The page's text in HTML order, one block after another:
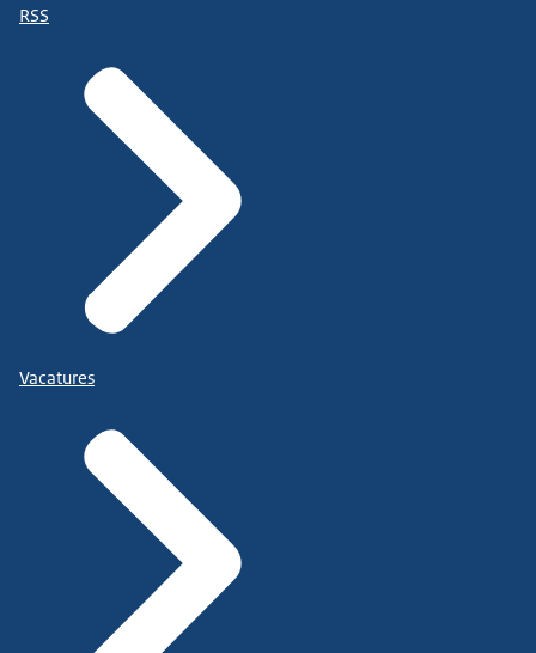
RSS
Vacatures